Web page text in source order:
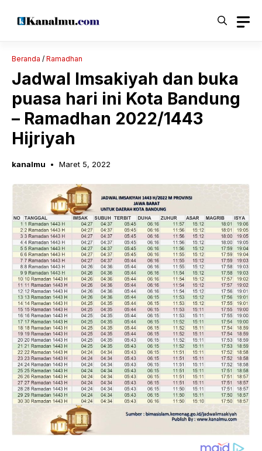
Beranda / Ramadhan
Jadwal Imsakiyah dan buka
puasa hari ini Kota Bandung
– Ramadhan 2022/1443
Hijriyah
kanalmu Maret 5, 2022